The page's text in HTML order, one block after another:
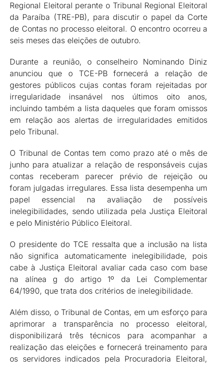
Regional Eleitoral perante o Tribunal Regional Eleitoral
da Paraíba (TRE-PB), para discutir o papel da Corte
de Contas no processo eleitoral. O encontro ocorreu a
seis meses das eleições de outubro.
Durante a reunião, o conselheiro Nominando Diniz
anunciou que o TCE-PB fornecerá a relação de
gestores públicos cujas contas foram rejeitadas por
irregularidade insanável nos últimos oito anos,
incluindo também a lista daqueles que foram omissos
em relação aos alertas de irregularidades emitidos
pelo Tribunal.
O Tribunal de Contas tem como prazo até o mês de
junho para atualizar a relação de responsáveis cujas
contas receberam parecer prévio de rejeição ou
foram julgadas irregulares. Essa lista desempenha um
papel essencial na avaliação de possíveis
inelegibilidades, sendo utilizada pela Justiça Eleitoral
e pelo Ministério Público Eleitoral.
O presidente do TCE ressalta que a inclusão na lista
não significa automaticamente inelegibilidade, pois
cabe à Justiça Eleitoral avaliar cada caso com base
na alínea g do artigo 1º da Lei Complementar
64/1990, que trata dos critérios de inelegibilidade.
Além disso, o Tribunal de Contas, em um esforço para
aprimorar a transparência no processo eleitoral,
disponibilizará três técnicos para acompanhar a
realização das eleições e fornecerá treinamento para
os servidores indicados pela Procuradoria Eleitoral,